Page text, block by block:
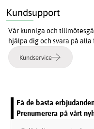
Kundsupport
Vår kunniga och
hjälpa dig och svara på
Kundservice
Få de bästa
Prenumerera på vårt